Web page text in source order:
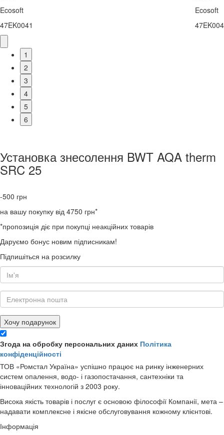
Ecosoft
47EK0041
Ecosoft
1
2
3
4
5
6
Установка знесолення BWT AQA therm
SRC 25
-500 грн
на вашу покупку від 4750 грн*
*пропозиція діє при покупці неакційних товарів
Даруємо бонус новим підписникам!
Підпишіться на розсилку
Хочу подарунок
Згода на обробку персональних даних Політика
конфіденційності
ТОВ «Ромстал Україна» успішно працює на ринку інженерних
систем опалення, водо- і газопостачання, сантехніки та
інноваційних технологій з 2003 року.
Висока якість товарів і послуг є основою філософії Компанії, мета –
надавати комплексне і якісне обслуговування кожному клієнтові.
Інформація